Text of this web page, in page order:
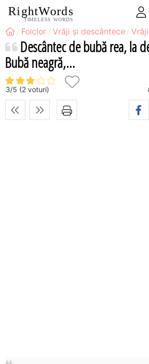
RightWords
TIMELESS WORDS
Folclor Vrăji și descântece
Descântec de bubă rea, la
Bubă neagră,...
3/5 (2 voturi)